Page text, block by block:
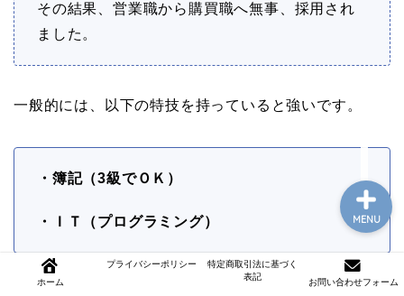
その結果、営業職から購買職へ無事、採用され
ました。
一般的には、以下の特技を持っていると強いです。
・簿記（3級でＯＫ）
・ＩＴ（プログラミング）
ホーム
プライバシーポリシー
特定商取引法に基づく
表記
お問い合わせフォーム
MENU
モテるジム通い
購買職の年収アップ